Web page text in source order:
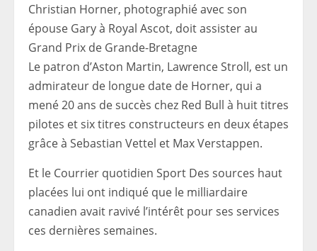
Christian Horner, photographié avec son
épouse Gary à Royal Ascot, doit assister au
Grand Prix de Grande-Bretagne
Le patron d’Aston Martin, Lawrence Stroll, est un
admirateur de longue date de Horner, qui a
mené 20 ans de succès chez Red Bull à huit titres
pilotes et six titres constructeurs en deux étapes
grâce à Sebastian Vettel et Max Verstappen.
Et le Courrier quotidien Sport Des sources haut
placées lui ont indiqué que le milliardaire
canadien avait ravivé l’intérêt pour ses services
ces dernières semaines.